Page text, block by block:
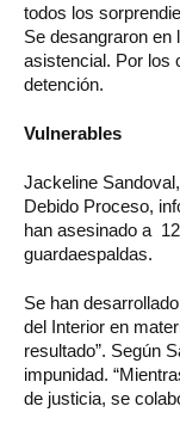
todos los
Se desangraron en
asistencial. Por los
detención.
Vulnerables
Jackeline
Debido Proceso,
han asesinado a
guardaespaldas.
Se han
del Interior en
resultado”. Según
impunidad.
de justicia, se